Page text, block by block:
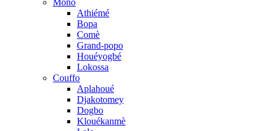
Mono
Athiémé
Bopa
Comè
Grand-popo
Houéyogbé
Lokossa
Couffo
Aplahoué
Djakotomey
Dogbo
Klouékanmè